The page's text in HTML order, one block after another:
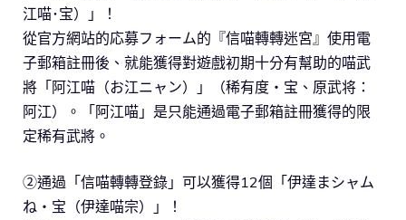
江喵･宝）」！
從官方網站的応募フォーム的『信喵轉轉迷宮』使用電
子郵箱註冊後、就能獲得對遊戲初期十分有幫助的喵武
將「阿江喵（お江ニャン）」（稀有度・宝、原武将：
阿江）。「阿江喵」是只能通過電子郵箱註冊獲得的限
定稀有武將。
②通過「信喵轉轉登錄」可以獲得12個「伊達まシャム
ね・宝（伊達喵宗）」！